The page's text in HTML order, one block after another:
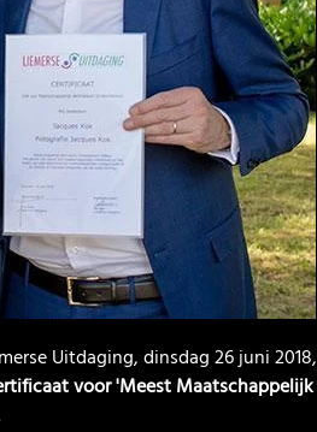
Uitdaging, dinsdag 26 juni 2018,
voor 'Meest Maatschappelijk